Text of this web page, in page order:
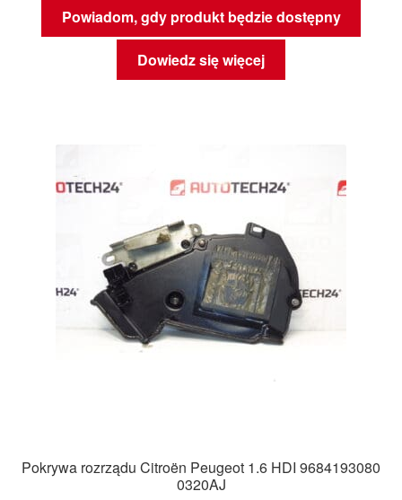
Powiadom, gdy produkt będzie dostępny
Dowiedz się więcej
Pokrywa rozrządu Citroën Peugeot 1.6 HDI 9684193080
0320AJ